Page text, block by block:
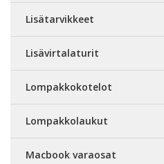
Lisätarvikkeet
Lisävirtalaturit
Lompakkokotelot
Lompakkolaukut
Macbook varaosat